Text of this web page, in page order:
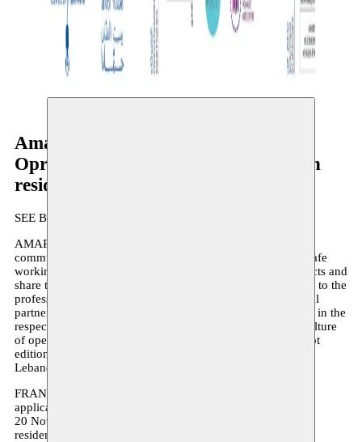
Amarre
Oproep tot kandidaatstelling voor een
residentie
SEE BELOW FOR INFORMATION IN ARABIC
AMARRE aims to connect artists in exile to their host
communities. It is a residency programme that provides a safe
working space for the selected artists to develop their projects and
share them with the local audience, as well as connect them to the
professional networks in their new environments. Each local
partner will host and accompany the selected artists in exile in the
respective countries with the perspective of supporting a culture
of openness, free expression and living together. For its pilot
edition, AMARRE takes place in four different countries:
Lebanon, Turkey, France and Belgium.
FRANCE 22 September - 22 October 2017: Open call for
applications
20 November 2017 - 2 February 2018: Open period for
residencies